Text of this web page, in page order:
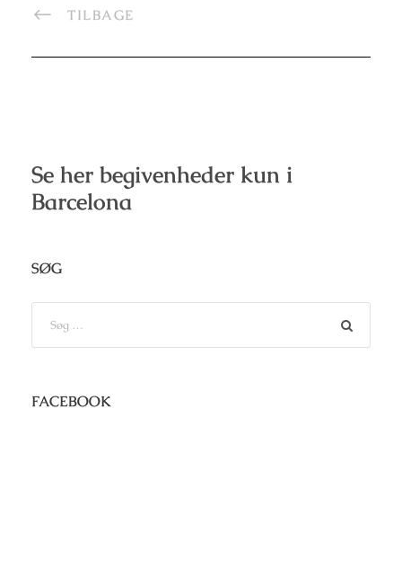
TILBAGE
Se her begivenheder kun i
Barcelona
SØG
FACEBOOK